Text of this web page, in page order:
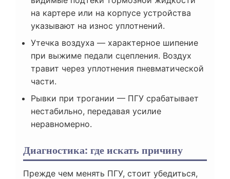
на картере или на корпусе устройства
указывают на износ уплотнений.
Утечка воздуха — характерное шипение
при выжиме педали сцепления. Воздух
травит через уплотнения пневматической
части.
Рывки при трогании — ПГУ срабатывает
нестабильно, передавая усилие
неравномерно.
Диагностика: где искать причину
Прежде чем менять ПГУ, стоит убедиться,